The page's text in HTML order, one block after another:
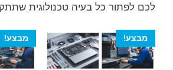
לכם לפתור כל בעיה טכנולוגית
מבצע! מבצע!